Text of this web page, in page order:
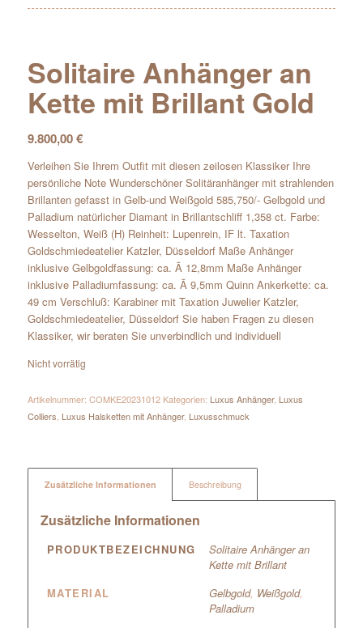
Solitaire Anhänger an
Kette mit Brillant Gold
9.800,00€
Verleihen Sie Ihrem Outfit mit diesen zeilosen Klassiker Ihre
persönliche Note Wunderschöner Solitäranhänger mit strahlenden
Brillanten gefasst in Gelb-und Weißgold 585,750/- Gelbgold und
Palladium natürlicher Diamant in Brillantschliff 1,358 ct. Farbe:
Wesselton, Weiß (H) Reinheit: Lupenrein, IF lt. Taxation
Goldschmiedeatelier Katzler, Düsseldorf Maße Anhänger
inklusive Gelbgoldfassung: ca. Ã 12,8mm Maße Anhänger
inklusive Palladiumfassung: ca. Ã 9,5mm Quinn Ankerkette: ca.
49 cm Verschluß: Karabiner mit Taxation Juwelier Katzler,
Goldschmiedeatelier, Düsseldorf Sie haben Fragen zu diesen
Klassiker, wir beraten Sie unverbindlich und individuell
Nicht vorrätig
Artikelnummer: COMKE20231012 Kategorien: Luxus Anhänger, Luxus
Colliers, Luxus Halsketten mit Anhänger, Luxusschmuck
Zusätzliche Informationen Beschreibung
Zusätzliche Informationen
PRODUKTBEZEICHNUNG
Solitaire Anhänger an
Kette mit Brillant
MATERIAL
Gelbgold, Weißgold,
Palladium